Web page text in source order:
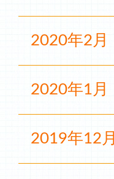
2020年2月
2020年1月
2019年12月